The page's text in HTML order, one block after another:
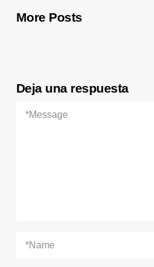
More Posts
Deja una respuesta